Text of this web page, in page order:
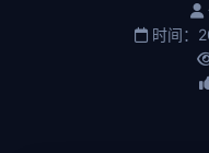
时间：